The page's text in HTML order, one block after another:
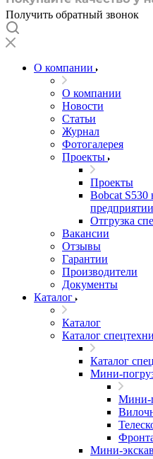
Получить обратный звонок
О компании
О компании
Новости
Статьи
Журнал
Фотогалерея
Проекты
Проекты
Bobcat S530
предприятии
Отгрузка
Вакансии
Отзывы
Гарантии
Производители
Документы
Каталог
Каталог
Каталог
Каталог
Мини-
Мини-
Мини-